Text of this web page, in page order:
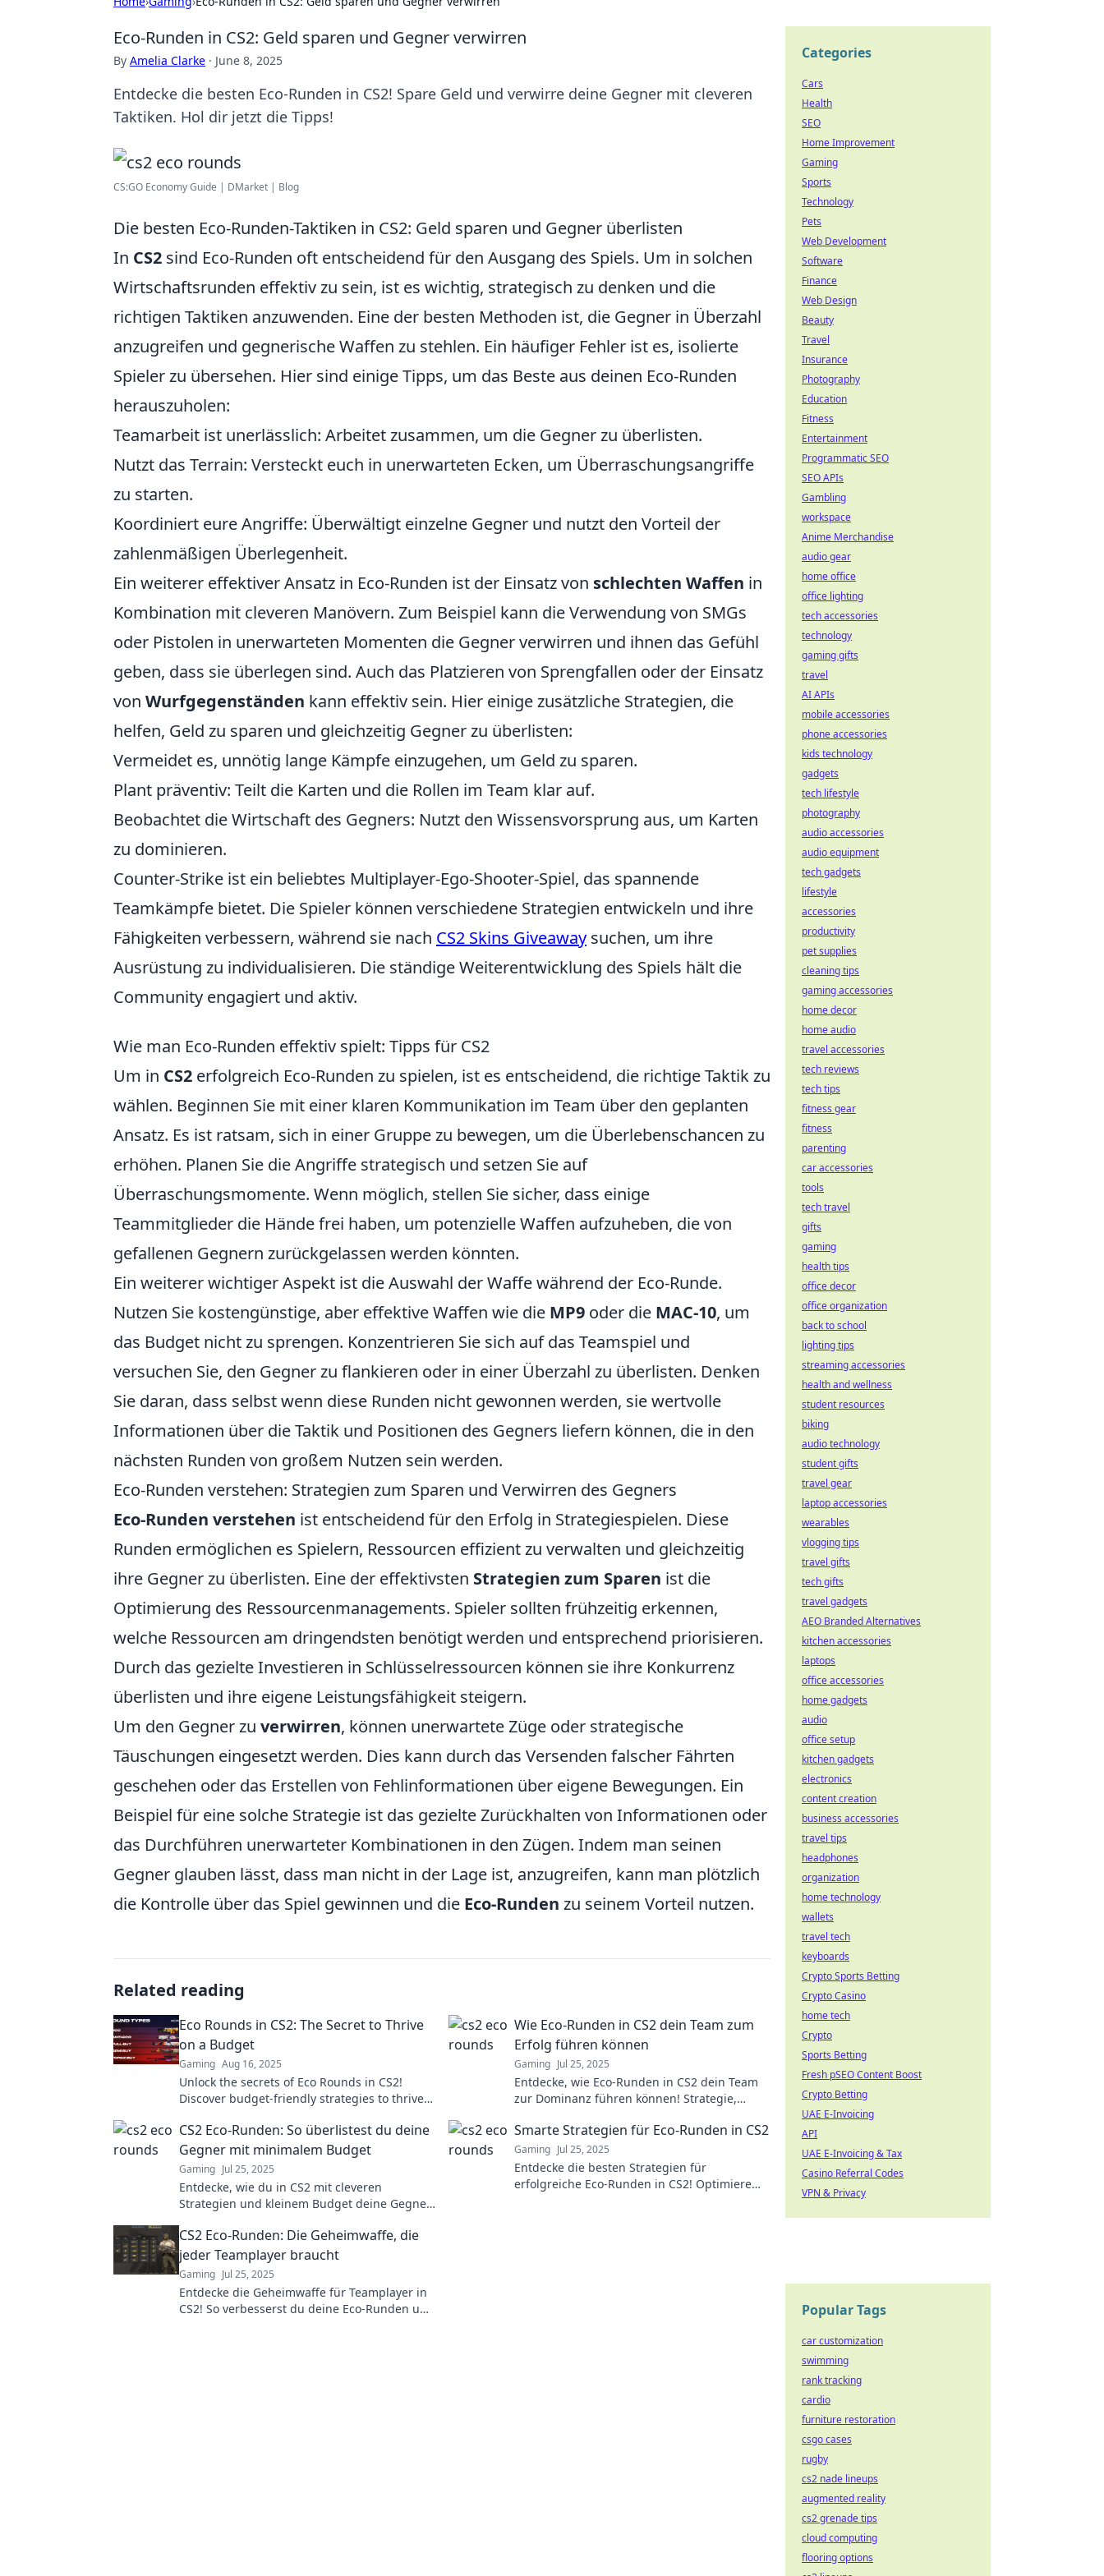
Eco-Runden in CS2: Geld sparen und Gegner verwirren
By Amelia Clarke · June 8, 2025
Entdecke die besten Eco-Runden in CS2! Spare Geld und verwirre deine Gegner mit cleveren
Taktiken. Hol dir jetzt die Tipps!
CS:GO Economy Guide | DMarket | Blog
Die besten Eco-Runden-Taktiken in CS2: Geld sparen und Gegner überlisten
In CS2 sind Eco-Runden oft entscheidend für den Ausgang des Spiels. Um in solchen
Wirtschaftsrunden effektiv zu sein, ist es wichtig, strategisch zu denken und die
richtigen Taktiken anzuwenden. Eine der besten Methoden ist, die Gegner in Überzahl
anzugreifen und gegnerische Waffen zu stehlen. Ein häufiger Fehler ist es, isolierte
Spieler zu übersehen. Hier sind einige Tipps, um das Beste aus deinen Eco-Runden
herauszuholen:
Teamarbeit ist unerlässlich: Arbeitet zusammen, um die Gegner zu überlisten.
Nutzt das Terrain: Versteckt euch in unerwarteten Ecken, um Überraschungsangriffe
zu starten.
Koordiniert eure Angriffe: Überwältigt einzelne Gegner und nutzt den Vorteil der
zahlenmäßigen Überlegenheit.
Ein weiterer effektiver Ansatz in Eco-Runden ist der Einsatz von schlechten Waffen in
Kombination mit cleveren Manövern. Zum Beispiel kann die Verwendung von SMGs
oder Pistolen in unerwarteten Momenten die Gegner verwirren und ihnen das Gefühl
geben, dass sie überlegen sind. Auch das Platzieren von Sprengfallen oder der Einsatz
von Wurfgegenständen kann effektiv sein. Hier einige zusätzliche Strategien, die
helfen, Geld zu sparen und gleichzeitig Gegner zu überlisten:
Vermeidet es, unnötig lange Kämpfe einzugehen, um Geld zu sparen.
Plant präventiv: Teilt die Karten und die Rollen im Team klar auf.
Beobachtet die Wirtschaft des Gegners: Nutzt den Wissensvorsprung aus, um Karten
zu dominieren.
Counter-Strike ist ein beliebtes Multiplayer-Ego-Shooter-Spiel, das spannende
Teamkämpfe bietet. Die Spieler können verschiedene Strategien entwickeln und ihre
Fähigkeiten verbessern, während sie nach CS2 Skins Giveaway suchen, um ihre
Ausrüstung zu individualisieren. Die ständige Weiterentwicklung des Spiels hält die
Community engagiert und aktiv.
Wie man Eco-Runden effektiv spielt: Tipps für CS2
Um in CS2 erfolgreich Eco-Runden zu spielen, ist es entscheidend, die richtige Taktik zu
wählen. Beginnen Sie mit einer klaren Kommunikation im Team über den geplanten
Ansatz. Es ist ratsam, sich in einer Gruppe zu bewegen, um die Überlebenschancen zu
erhöhen. Planen Sie die Angriffe strategisch und setzen Sie auf
Überraschungsmomente. Wenn möglich, stellen Sie sicher, dass einige
Teammitglieder die Hände frei haben, um potenzielle Waffen aufzuheben, die von
gefallenen Gegnern zurückgelassen werden könnten.
Ein weiterer wichtiger Aspekt ist die Auswahl der Waffe während der Eco-Runde.
Nutzen Sie kostengünstige, aber effektive Waffen wie die MP9 oder die MAC-10, um
das Budget nicht zu sprengen. Konzentrieren Sie sich auf das Teamspiel und
versuchen Sie, den Gegner zu flankieren oder in einer Überzahl zu überlisten. Denken
Sie daran, dass selbst wenn diese Runden nicht gewonnen werden, sie wertvolle
Informationen über die Taktik und Positionen des Gegners liefern können, die in den
nächsten Runden von großem Nutzen sein werden.
Eco-Runden verstehen: Strategien zum Sparen und Verwirren des Gegners
Eco-Runden verstehen ist entscheidend für den Erfolg in Strategiespielen. Diese
Runden ermöglichen es Spielern, Ressourcen effizient zu verwalten und gleichzeitig
ihre Gegner zu überlisten. Eine der effektivsten Strategien zum Sparen ist die
Optimierung des Ressourcenmanagements. Spieler sollten frühzeitig erkennen,
welche Ressourcen am dringendsten benötigt werden und entsprechend priorisieren.
Durch das gezielte Investieren in Schlüsselressourcen können sie ihre Konkurrenz
überlisten und ihre eigene Leistungsfähigkeit steigern.
Um den Gegner zu verwirren, können unerwartete Züge oder strategische
Täuschungen eingesetzt werden. Dies kann durch das Versenden falscher Fährten
geschehen oder das Erstellen von Fehlinformationen über eigene Bewegungen. Ein
Beispiel für eine solche Strategie ist das gezielte Zurückhalten von Informationen oder
das Durchführen unerwarteter Kombinationen in den Zügen. Indem man seinen
Gegner glauben lässt, dass man nicht in der Lage ist, anzugreifen, kann man plötzlich
die Kontrolle über das Spiel gewinnen und die Eco-Runden zu seinem Vorteil nutzen.
Related reading
Eco Rounds in CS2: The Secret to Thrive
on a Budget
Gaming Aug 16, 2025
Unlock the secrets of Eco Rounds in CS2!
Discover budget-friendly strategies to thrive
bank.
Wie Eco-Runden in CS2 dein Team zum
Erfolg führen können
Gaming Jul 25, 2025
Entdecke, wie Eco-Runden in CS2 dein Team
zur Dominanz führen können! Strategie,
CS2 Eco-Runden: So überlistest du deine
Gegner mit minimalem Budget
Gaming Jul 25, 2025
Entdecke, wie du in CS2 mit cleveren
Strategien und kleinem Budget deine Gegner
Smarte Strategien für Eco-Runden in CS2
Gaming Jul 25, 2025
Entdecke die besten Strategien für
erfolgreiche Eco-Runden in CS2! Optimiere
CS2 Eco-Runden: Die Geheimwaffe, die
jeder Teamplayer braucht
Gaming Jul 25, 2025
Entdecke die Geheimwaffe für Teamplayer in
CS2! So verbesserst du deine Eco-Runden und
Categories
Cars
Health
SEO
Home Improvement
Gaming
Sports
Technology
Pets
Web Development
Software
Finance
Web Design
Beauty
Travel
Insurance
Photography
Education
Fitness
Entertainment
Programmatic SEO
SEO APIs
Gambling
workspace
Anime Merchandise
audio gear
home office
office lighting
tech accessories
technology
gaming gifts
travel
AI APIs
mobile accessories
phone accessories
kids technology
gadgets
tech lifestyle
photography
audio accessories
audio equipment
tech gadgets
lifestyle
accessories
productivity
pet supplies
cleaning tips
gaming accessories
home decor
home audio
travel accessories
tech reviews
tech tips
fitness gear
fitness
parenting
car accessories
tools
tech travel
gifts
gaming
health tips
office decor
office organization
back to school
lighting tips
streaming accessories
health and wellness
student resources
biking
audio technology
student gifts
travel gear
laptop accessories
wearables
vlogging tips
travel gifts
tech gifts
travel gadgets
AEO Branded Alternatives
kitchen accessories
laptops
office accessories
home gadgets
audio
office setup
kitchen gadgets
electronics
content creation
business accessories
travel tips
headphones
organization
home technology
wallets
travel tech
keyboards
Crypto Sports Betting
Crypto Casino
home tech
Crypto
Sports Betting
Fresh pSEO Content Boost
Crypto Betting
UAE E-Invoicing
API
UAE E-Invoicing & Tax
Casino Referral Codes
VPN & Privacy
Popular Tags
car customization
swimming
rank tracking
cardio
furniture restoration
csgo cases
rugby
cs2 nade lineups
augmented reality
cs2 grenade tips
cloud computing
flooring options